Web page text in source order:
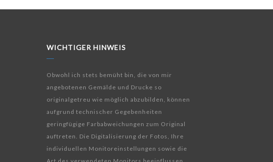
WICHTIGER HINWEIS
Obwohl ich stets bemüht bin, die von mir
angebotenen Gemälde und Drucke so
originalgetreu wie möglich abzubilden, können
aufgrund technischer Gegebenheiten
geringfügige Farbabweichungen zum Original
auftreten. Die Digitalisierung der Fotos, Ihre
individuellen Monitoreinstellungen sowie die